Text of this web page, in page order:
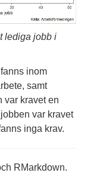
lediga jobb i
inom
samt
var kravet en
var kravet
inga krav.
RMarkdown.